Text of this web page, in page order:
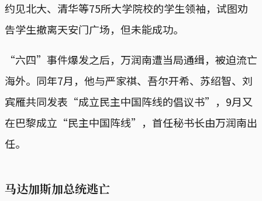
约见北大、清华等75所大学院校的学生领袖，试图劝
告学生撤离天安门广场，但未能成功。
“六四”事件爆发之后，万润南遭当局通缉，被迫流亡
海外。同年7月，他与严家祺、吾尔开希、苏绍智、刘
宾雁共同发表“成立民主中国阵线的倡议书”，9月又
在巴黎成立“民主中国阵线”，首任秘书长由万润南出
任。
马达加斯加总统逃亡